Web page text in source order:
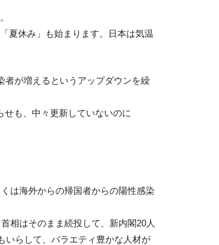
夏休み」も始まります。日本は気温
者が増えるというアップダウンを繰
も、中々更新していないのに
は海外からの帰国者からの陽性感染
相はそのまま続投して、新内閣20人
いらして、バラエティ豊かな人材が